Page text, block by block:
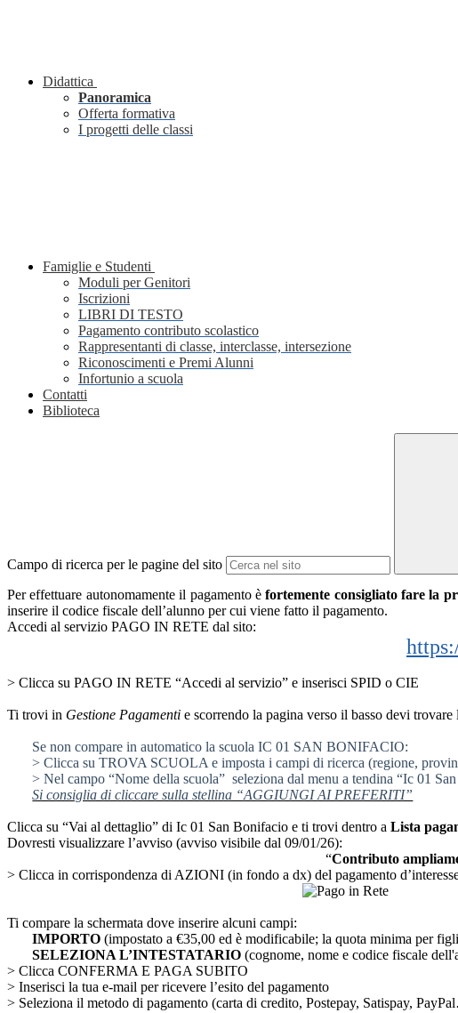
Didattica
Panoramica
Offerta formativa
I progetti delle classi
Famiglie e Studenti
Moduli per Genitori
Iscrizioni
LIBRI DI TESTO
Pagamento contributo scolastico
Rappresentanti di classe, interclasse, intersezione
Riconoscimenti e Premi Alunni
Infortunio a scuola
Contatti
Biblioteca
Campo di ricerca per le pagine del sito
Per effettuare autonomamente il pagamento èfortemente consigliato fare la
inserire il codice fiscale dell’alunno per cui viene fatto il pagamento.
Accedi al servizio PAGO IN RETE dal sito:
> Clicca su PAGO IN RETE “Accedi al servizio” e inserisci SPID o CIE
Ti trovi in Gestione Pagamenti e scorrendo la pagina verso il basso devi trovare
Se non compare in automatico la scuola IC 01 SAN BONIFACIO:
> Clicca su TROVA SCUOLA e imposta i campi di ricerca (regione,
> Nel campo “Nome della scuola” seleziona dal menu a tendina “Ic 01
Si consiglia di cliccare sulla stellina “AGGIUNGI AI PREFERITI”
Clicca su “Vai al dettaglio” di Ic 01 San Bonifacio e ti trovi dentro a Lista
Dovresti visualizzare l’avviso (avviso visibile dal 09/01/26):
“Contributo
> Clicca in corrispondenza di AZIONI (in fondo a dx) del pagamento
Ti compare la schermata dove inserire alcuni campi:
IMPORTO (impostato a €35,00 ed è modificabile; la quota minima per
SELEZIONA L’INTESTATARIO (cognome, nome e codice fiscale
> Clicca CONFERMA E PAGA SUBITO
> Inserisci la tua e-mail per ricevere l’esito del pagamento
> Seleziona il metodo di pagamento (carta di credito, Postepay, Satispay,